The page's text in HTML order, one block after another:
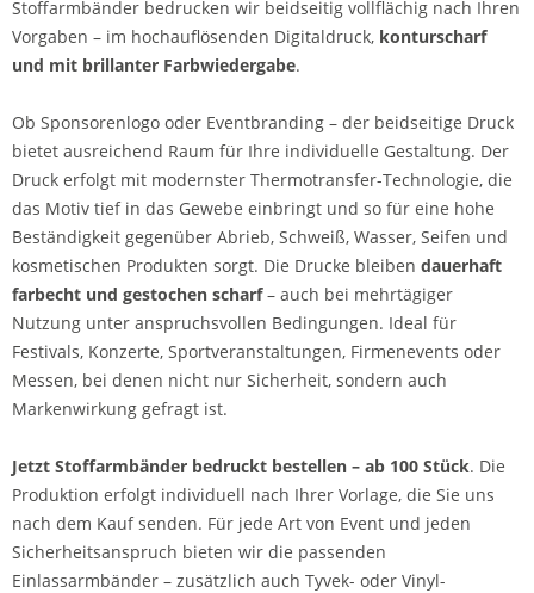
Stoffarmbänder bedrucken wir beidseitig vollflächig nach Ihren
Vorgaben – im hochauflösenden Digitaldruck, konturscharf
und mit brillanter Farbwiedergabe.
Ob Sponsorenlogo oder Eventbranding – der beidseitige Druck
bietet ausreichend Raum für Ihre individuelle Gestaltung. Der
Druck erfolgt mit modernster Thermotransfer-Technologie, die
das Motiv tief in das Gewebe einbringt und so für eine hohe
Beständigkeit gegenüber Abrieb, Schweiß, Wasser, Seifen und
kosmetischen Produkten sorgt. Die Drucke bleiben dauerhaft
farbecht und gestochen scharf– auch bei mehrtägiger
Nutzung unter anspruchsvollen Bedingungen. Ideal für
Festivals, Konzerte, Sportveranstaltungen, Firmenevents oder
Messen, bei denen nicht nur Sicherheit, sondern auch
Markenwirkung gefragt ist.
Jetzt Stoffarmbänder bedruckt bestellen – ab 100 Stück. Die
Produktion erfolgt individuell nach Ihrer Vorlage, die Sie uns
nach dem Kauf senden. Für jede Art von Event und jeden
Sicherheitsanspruch bieten wir die passenden
Einlassarmbänder – zusätzlich auch Tyvek- oder Vinyl-